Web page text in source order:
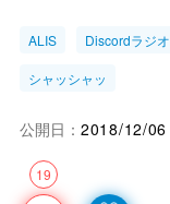
ALIS Discordラジオ
シャッシャッ
19
公開日： 2018/12/06